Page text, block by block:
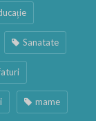
Sanatate
mame